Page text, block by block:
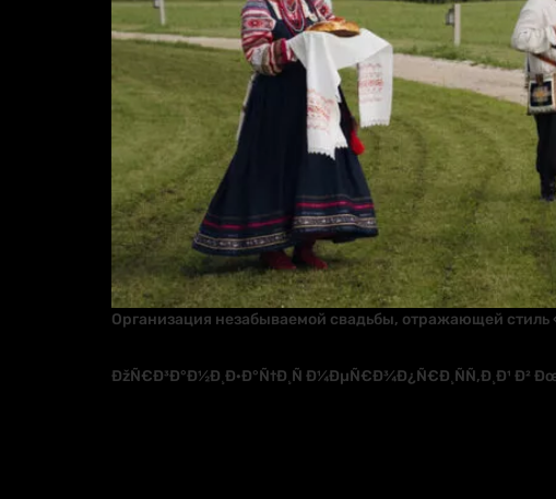
Организация незабываемой свадьбы, отражающей стиль
ÐžÑ€Ð³Ð°Ð½Ð¸Ð·Ð°Ñ†Ð¸Ñ Ð¼ÐµÑ€Ð¾Ð¿Ñ€Ð¸ÑÑ‚Ð¸Ð¹ Ð²